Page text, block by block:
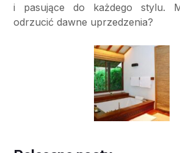
i pasujące do każdego stylu.
odrzucić dawne uprzedzenia?